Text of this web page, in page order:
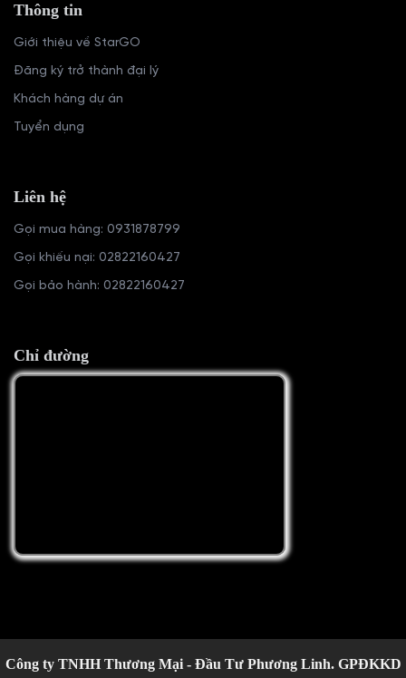
Thông tin
Giới thiệu về StarGO
Đăng ký trở thành đại lý
Khách hàng dự án
Tuyển dụng
Liên hệ
Gọi mua hàng: 0931878799
Gọi khiếu nại: 02822160427
Gọi bảo hành: 02822160427
Chỉ đường
Công ty TNHH Thương Mại - Đầu Tư Phương Linh. GPĐKKD